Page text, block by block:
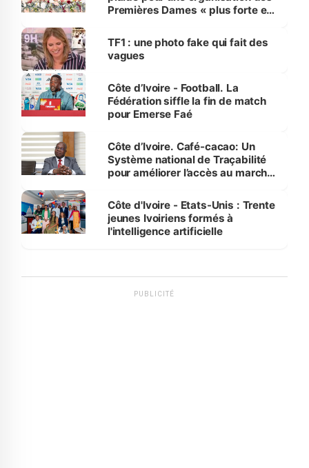
Premières Dames « plus forte et
sur la scène internationale »
TF1 : une photo fake qui fait des
vagues
Côte d’Ivoire - Football. La
Fédération siffle la fin de match
pour Emerse Faé
Côte d’Ivoire. Café-cacao: Un
Système national de Traçabilité
pour améliorer l’accès au marché
Côte d'Ivoire - Etats-Unis : Trente
jeunes Ivoiriens formés à
l'intelligence artificielle
PUBLICITÉ